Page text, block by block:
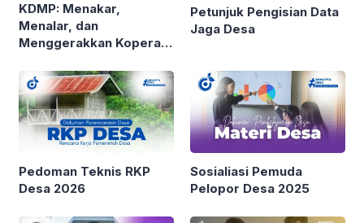
KDMP: Menakar,
Menalar, dan
Menggerakkan Koperasi
Petunjuk Pengisian Data
Jaga Desa
Pedoman Teknis RKP
Desa 2026
Sosialiasi Pemuda
Pelopor Desa 2025